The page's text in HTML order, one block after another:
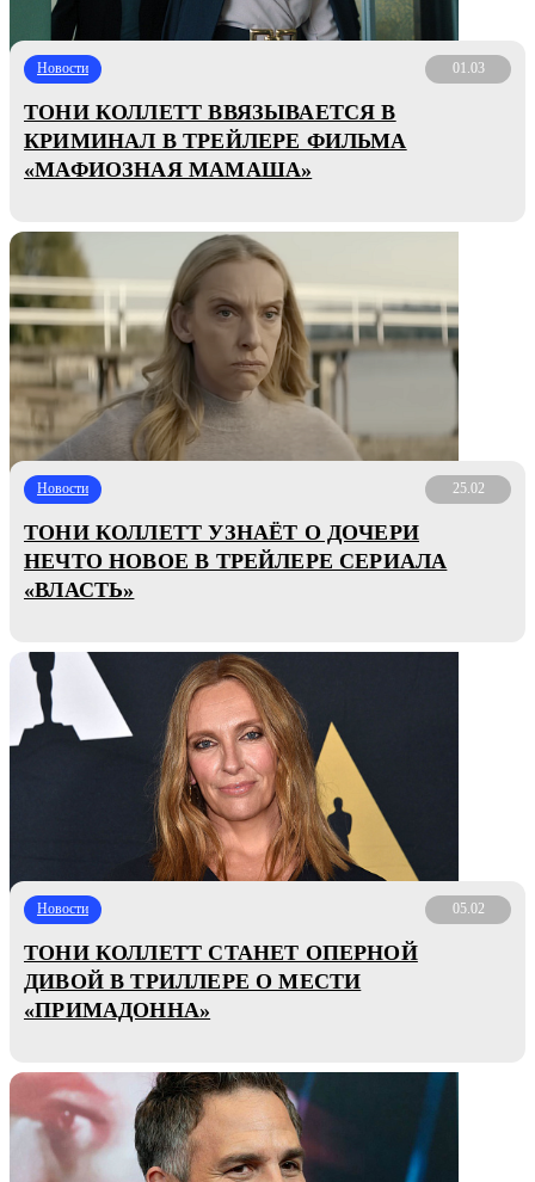
Новости 01.03
ТОНИ КОЛЛЕТТ ВВЯЗЫВАЕТСЯ В
КРИМИНАЛ В ТРЕЙЛЕРЕ ФИЛЬМА
«МАФИОЗНАЯ МАМАША»
Новости 25.02
ТОНИ КОЛЛЕТТ УЗНАЁТ О ДОЧЕРИ
НЕЧТО НОВОЕ В ТРЕЙЛЕРЕ СЕРИАЛА
«ВЛАСТЬ»
Новости 05.02
ТОНИ КОЛЛЕТТ СТАНЕТ ОПЕРНОЙ
ДИВОЙ В ТРИЛЛЕРЕ О МЕСТИ
«ПРИМАДОННА»